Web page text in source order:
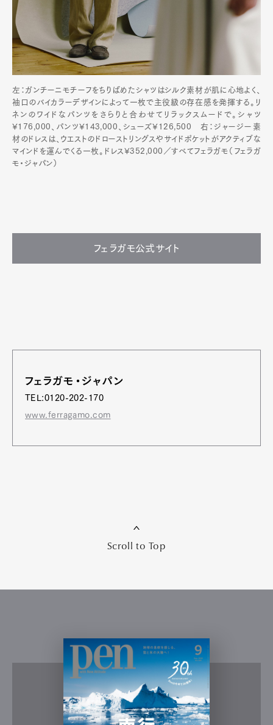
左：ガンチーニモチーフをちりばめたシャツはシルク素材が肌に心地よく、
袖口のバイカラーデザインによって一枚で主役級の存在感を発揮する。リ
ネンのワイドなパンツをさらりと合わせてリラックスムードで。シャツ
¥176,000、パンツ¥143,000、シューズ¥126,500 右：ジャージー素
材のドレスは、ウエストのドローストリングスやサイドポケットがアクティブな
マインドを運んでくる一枚。ドレス¥352,000／すべてフェラガモ（フェラガ
モ・ジャパン）
フェラガモ公式サイト
フェラガモ・ジャパン
TEL:0120-202-170
www.ferragamo.com
Scroll to Top